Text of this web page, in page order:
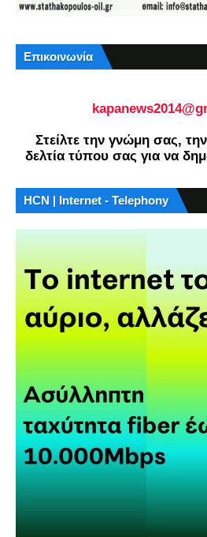
Επικοινωνία
Στείλτε την γνώμη σας,
δελτία τύπου σας για να
HCN | Internet - Telephony